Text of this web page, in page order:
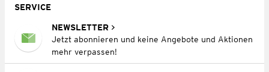
SERVICE
NEWSLETTER
Jetzt abonnieren und keine Angebote und Aktionen
mehr verpassen!